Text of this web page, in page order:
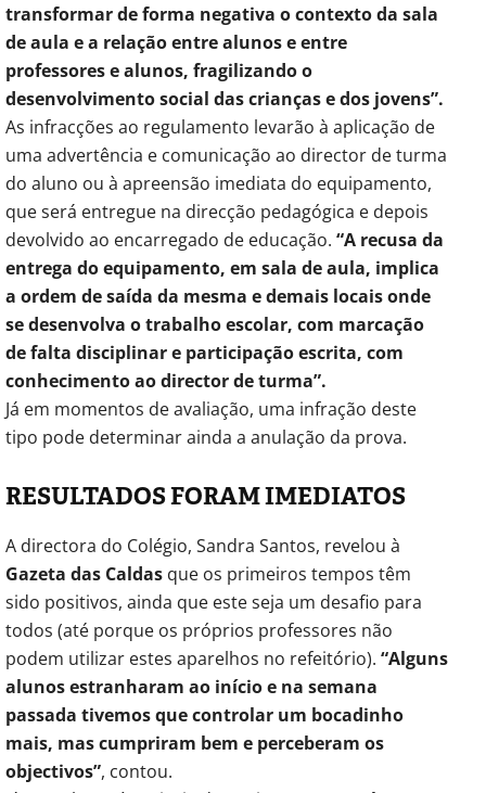
transformar de forma negativa o contexto da sala
de aula e a relação entre alunos e entre
professores e alunos, fragilizando o
desenvolvimento social das crianças e dos jovens”.
As infracções ao regulamento levarão à aplicação de
uma advertência e comunicação ao director de turma
do aluno ou à apreensão imediata do equipamento,
que será entregue na direcção pedagógica e depois
devolvido ao encarregado de educação. “A recusa da
entrega do equipamento, em sala de aula, implica
a ordem de saída da mesma e demais locais onde
se desenvolva o trabalho escolar, com marcação
de falta disciplinar e participação escrita, com
conhecimento ao director de turma”.
Já em momentos de avaliação, uma infração deste
tipo pode determinar ainda a anulação da prova.
RESULTADOS FORAM IMEDIATOS
A directora do Colégio, Sandra Santos, revelou à
Gazeta das Caldas que os primeiros tempos têm
sido positivos, ainda que este seja um desafio para
todos (até porque os próprios professores não
podem utilizar estes aparelhos no refeitório). “Alguns
alunos estranharam ao início e na semana
passada tivemos que controlar um bocadinho
mais, mas cumpriram bem e perceberam os
objectivos”, contou.